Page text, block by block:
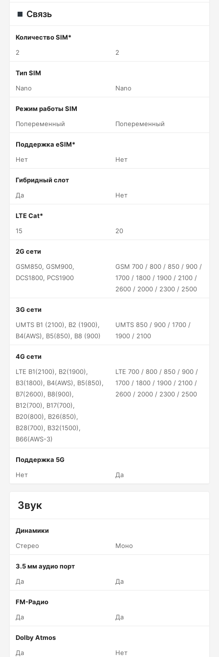
Связь
Количество SIM*
2
2
Тип SIM
Nano
Nano
Режим работы SIM
Попеременный
Попеременный
Поддержка eSIM*
Нет
Нет
Гибридный слот
Да
Нет
LTE Cat*
15
20
2G сети
GSM850, GSM900,
DCS1800, PCS1900
GSM 700 / 800 / 850 / 900 /
1700 / 1800 / 1900 / 2100 /
2600 / 2000 / 2300 / 2500
3G сети
UMTS B1 (2100), B2 (1900),
B4(AWS), B5(850), B8 (900)
UMTS 850 / 900 / 1700 /
1900 / 2100
4G сети
LTE B1(2100), B2(1900),
B3(1800), B4(AWS), B5(850),
B7(2600), B8(900),
B12(700), B17(700),
B20(800), B26(850),
B28(700), B32(1500),
B66(AWS-3)
LTE 700 / 800 / 850 / 900 /
1700 / 1800 / 1900 / 2100 /
2600 / 2000 / 2300 / 2500
Поддержка 5G
Нет
Да
Звук
Динамики
Стерео
Моно
3.5 мм аудио порт
Да
Да
FM-Радио
Да
Да
Dolby Atmos
Да
Нет